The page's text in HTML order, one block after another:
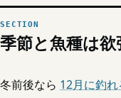
季節と魚種は欲
冬前後なら 12月に釣れ